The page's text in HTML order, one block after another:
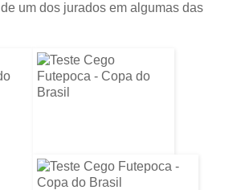
um dos jurados em algumas das